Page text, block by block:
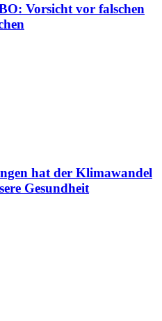
Vorsicht vor falschen
hat der Klimawandel
Gesundheit